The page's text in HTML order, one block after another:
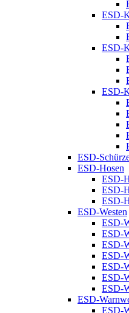
ESD-
ESD-
ESD-
ESD-
ESD-Hosen
ESD-
ESD-
ESD-
ESD-Westen
ESD-
ESD-
ESD-
ESD-
ESD-
ESD-
ESD-
ESD-
ESD-